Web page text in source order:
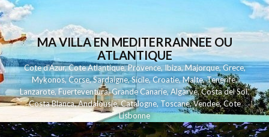
MA VILLA EN MEDITERRANNEE OU
ATLANTIQUE
Cote d'Azur,Cote Atlantique,Provence,Ibiza,Majorque,Grece,
Mykonos,Corse,Sardaigne,Sicile,Croatie,Malte,Tenerife,
Lanzarote,Fuerteventura,Grande Canarie,Algarve,Costa del Sol,
Costa Blanca,Andalousie,Catalogne,Toscane,Vendee,Cote
Lisbonne